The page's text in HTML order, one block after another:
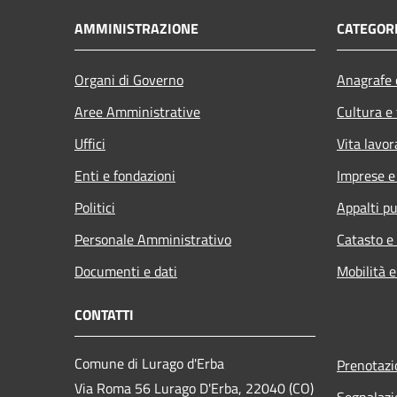
AMMINISTRAZIONE
Organi di Governo
Aree Amministrative
Uffici
Enti e fondazioni
Politici
Personale Amministrativo
Documenti e dati
Cultura
Vita
Imprese
Appalti
Catasto
Mobilità
CONTATTI
Comune di Lurago d'Erba
Via Roma 56 Lurago D'Erba, 22040 (CO)